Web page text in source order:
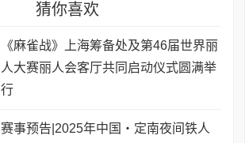
猜你喜欢
《麻雀战》上海筹备处及第46届世界丽
人大赛丽人会客厅共同启动仪式圆满举
行
赛事预告|2025年中国・定南夜间铁人